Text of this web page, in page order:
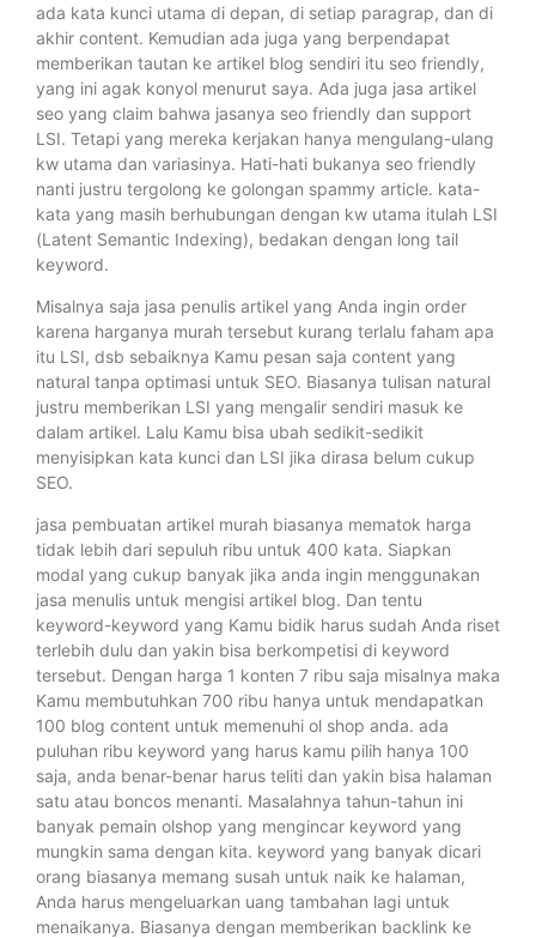
ada kata kunci utama di depan, di setiap paragrap, dan di
akhir content. Kemudian ada juga yang berpendapat
memberikan tautan ke artikel blog sendiri itu seo friendly,
yang ini agak konyol menurut saya. Ada juga jasa artikel
seo yang claim bahwa jasanya seo friendly dan support
LSI. Tetapi yang mereka kerjakan hanya mengulang-ulang
kw utama dan variasinya. Hati-hati bukanya seo friendly
nanti justru tergolong ke golongan spammy article. kata-
kata yang masih berhubungan dengan kw utama itulah LSI
(Latent Semantic Indexing), bedakan dengan long tail
keyword.
Misalnya saja jasa penulis artikel yang Anda ingin order
karena harganya murah tersebut kurang terlalu faham apa
itu LSI, dsb sebaiknya Kamu pesan saja content yang
natural tanpa optimasi untuk SEO. Biasanya tulisan natural
justru memberikan LSI yang mengalir sendiri masuk ke
dalam artikel. Lalu Kamu bisa ubah sedikit-sedikit
menyisipkan kata kunci dan LSI jika dirasa belum cukup
SEO.
jasa pembuatan artikel murah biasanya mematok harga
tidak lebih dari sepuluh ribu untuk 400 kata. Siapkan
modal yang cukup banyak jika anda ingin menggunakan
jasa menulis untuk mengisi artikel blog. Dan tentu
keyword-keyword yang Kamu bidik harus sudah Anda riset
terlebih dulu dan yakin bisa berkompetisi di keyword
tersebut. Dengan harga 1 konten 7 ribu saja misalnya maka
Kamu membutuhkan 700 ribu hanya untuk mendapatkan
100 blog content untuk memenuhi ol shop anda. ada
puluhan ribu keyword yang harus kamu pilih hanya 100
saja, anda benar-benar harus teliti dan yakin bisa halaman
satu atau boncos menanti. Masalahnya tahun-tahun ini
banyak pemain olshop yang mengincar keyword yang
mungkin sama dengan kita. keyword yang banyak dicari
orang biasanya memang susah untuk naik ke halaman,
Anda harus mengeluarkan uang tambahan lagi untuk
menaikanya. Biasanya dengan memberikan backlink ke